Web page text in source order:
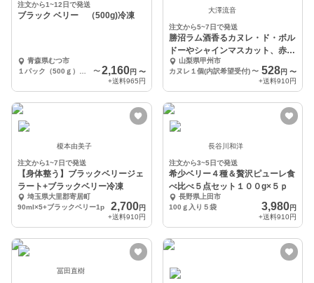
注文から1~12日で発送
ブラック ベリー （500g)冷凍
青森県むつ市
〜 2,160円 〜
+送料965円
大澤流音
注文から5~7日で発送
勝沼ラム酒香るカヌレ・ド・ボル
ドーやシャインマスカット、赤白
ワイン煮のカヌレ
山梨県甲州市
カヌレ１個(内訳希望受付) 〜 528円 〜
+送料910円
榎本由美子
注文から1~7日で発送
【身体整う】ブラックベリージェ
ラート+ブラックベリー冷凍
埼玉県大里郡寄居町
90ml×5+ブラックベリー1p
2,700円
+送料910円
長谷川和洋
注文から3~5日で発送
希少ベリー４種＆贅沢ピューレ食
べ比べ５点セット１００g×５ｐ
長野県上田市
100ｇ入り５袋
3,980円
+送料910円
冨田直樹